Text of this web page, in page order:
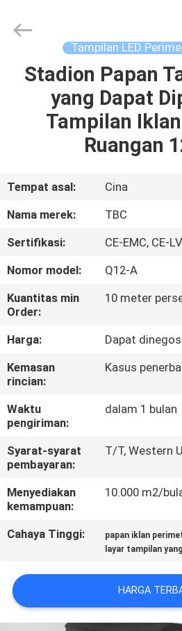
RUMAH
PRODUK
VR
KAMI
TUR
PABRIK
KONTROL
KUALITAS
BERITA
PETA
SITUS
KEBIJAKAN
PRIBADI
Limited.
Tampilan LED
Stadion Papan
yang Dapat
Tampilan
Ruangan
Tempat asal:
Cina
Nama merek:
TBC
Sertifikasi:
CE-EMC, CE-
Nomor model:
Q12-A
Kuantitas min
Order:
10 meter
Harga:
Dapat
Kemasan
rincian:
Kasus
Waktu
pengiriman:
dalam 1 bulan
Syarat-syarat
pembayaran:
T/T, Western
Menyediakan
kemampuan:
10.000 m2/
Cahaya Tinggi: papan iklan
layar tampilan
HARGA